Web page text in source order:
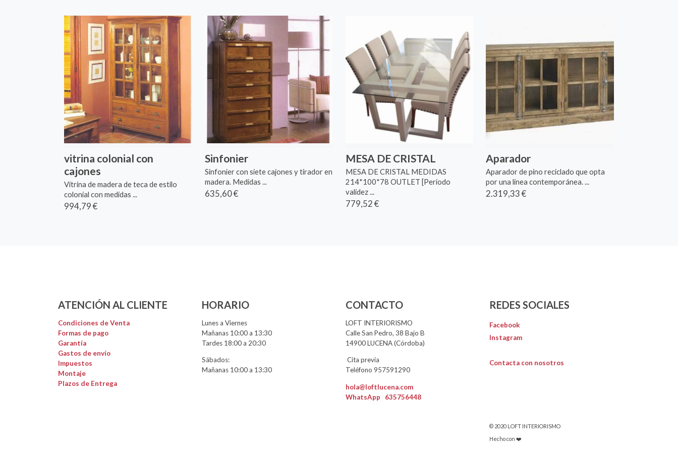
vitrina colonial con
cajones
Vitrina de madera de teca de estilo
colonial con medidas ...
994,79 €
Sinfonier
Sinfonier con siete cajones y tirador en
madera. Medidas ...
635,60 €
MESA DE CRISTAL
MESA DE CRISTAL MEDIDAS
214*100*78 OUTLET [Periodo
validez ...
779,52 €
Aparador
Aparador de pino reciclado que opta
por una linea contemporánea. ...
2.319,33 €
ATENCIÓN AL CLIENTE
Condiciones de Venta
Formas de pago
Garantía
Gastos de envío
Impuestos
Montaje
Plazos de Entrega
HORARIO
Lunes a Viernes
Mañanas 10:00 a 13:30
Tardes 18:00 a 20:30
Sábados:
Mañanas 10:00 a 13:30
CONTACTO
LOFT INTERIORISMO
Calle San Pedro, 38 Bajo B
14900 LUCENA (Córdoba)
Cita previa
Teléfono 957591290
hola@loftlucena.com
WhatsApp 635756448
REDES SOCIALES
Facebook
Instagram
Contacta con nosotros
© 2020 LOFT INTERIORISMO
Hecho con ❤️